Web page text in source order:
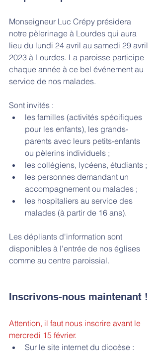
Monseigneur Luc Crépy présidera
notre pèlerinage à Lourdes qui aura
lieu du lundi 24 avril au samedi 29 avril
2023 à Lourdes. La paroisse participe
chaque année à ce bel événement au
service de nos malades.
Sont invités :
les familles (activités spécifiques
pour les enfants), les grands-
parents avec leurs petits-enfants
ou pèlerins individuels ;
les collégiens, lycéens, étudiants ;
les personnes demandant un
accompagnement ou malades ;
les hospitaliers au service des
malades (à partir de 16 ans).
Les dépliants d'information sont
disponibles à l'entrée de nos églises
comme au centre paroissial.
Inscrivons-nous maintenant !
Attention, il faut nous inscrire avant le
mercredi 15 février.
Sur le site internet du diocèse :